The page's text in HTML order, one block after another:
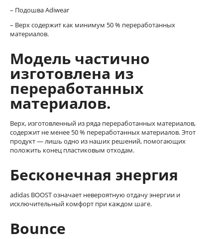
– Подошва Adiwear
– Верх содержит как минимум 50 % переработанных
материалов.
Модель частично
изготовлена из
переработанных
материалов.
Верх, изготовленный из ряда переработанных материалов,
содержит не менее 50 % переработанных материалов. Этот
продукт — лишь одно из наших решений, помогающих
положить конец пластиковым отходам.
Бесконечная энергия
adidas BOOST означает невероятную отдачу энергии и
исключительный комфорт при каждом шаге.
Bounce